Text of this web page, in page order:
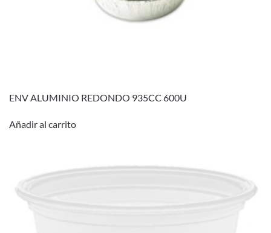
ENV ALUMINIO REDONDO 935CC 600U
Añadir al carrito